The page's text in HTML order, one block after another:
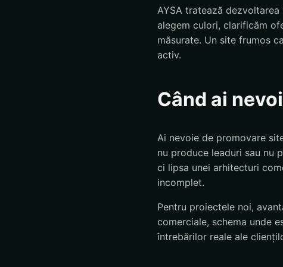
AYSA tratează
alegem culori, clarificăm
măsurate. Un site frumos
activ.
Când ai
Ai nevoie de promovare
nu produce leaduri sau nu
ci lipsa unei arhitecturi
incomplet.
Pentru proiectele noi,
comerciale, schema unde
întrebărilor reale ale